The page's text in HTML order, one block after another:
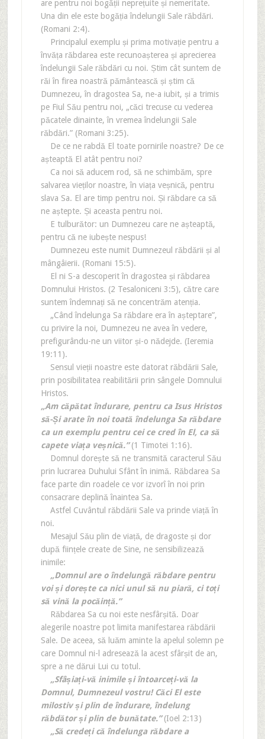
are pentru noi bogății neprețuite și nemeritate.
Una din ele este bogăția îndelungii Sale răbdări.
(Romani 2:4).
Principalul exemplu și prima motivație pentru a
învăța răbdarea este recunoașterea și aprecierea
îndelungii Sale răbdări cu noi. Știm cât suntem de
răi în firea noastră pământească și știm că
Dumnezeu, în dragostea Sa, ne-a iubit, și a trimis
pe Fiul Său pentru noi, „căci trecuse cu vederea
păcatele dinainte, în vremea îndelungii Sale
răbdări.” (Romani 3:25).
De ce ne rabdă El toate pornirile noastre? De ce
așteaptă El atât pentru noi?
Ca noi să aducem rod, să ne schimbăm, spre
salvarea vieților noastre, în viața veșnică, pentru
slava Sa. El are timp pentru noi. Și răbdare ca să
ne aștepte. Și aceasta pentru noi.
E tulburător: un Dumnezeu care ne așteaptă,
pentru că ne iubește nespus!
Dumnezeu este numit Dumnezeul răbdării și al
mângâierii. (Romani 15:5).
El ni S-a descoperit în dragostea și răbdarea
Domnului Hristos. (2 Tesaloniceni 3:5), către care
suntem îndemnați să ne concentrăm atenția.
„Când îndelunga Sa răbdare era în așteptare”,
cu privire la noi, Dumnezeu ne avea în vedere,
prefigurându-ne un viitor și-o nădejde. (Ieremia
19:11).
Sensul vieții noastre este datorat răbdării Sale,
prin posibilitatea reabilitării prin sângele Domnului
Hristos.
„Am căpătat îndurare, pentru ca Isus Hristos
să-Și arate în noi toată îndelunga Sa răbdare
ca un exemplu pentru cei ce cred în El, ca să
capete viața veșnică.”(1 Timotei 1:16).
Domnul dorește să ne transmită caracterul Său
prin lucrarea Duhului Sfânt în inimă. Răbdarea Sa
face parte din roadele ce vor izvorî în noi prin
consacrare deplină înaintea Sa.
Astfel Cuvântul răbdării Sale va prinde viață în
noi.
Mesajul Său plin de viață, de dragoste și dor
după ființele create de Sine, ne sensibilizează
inimile:
„Domnul are o îndelungă răbdare pentru
voi și dorește ca nici unul să nu piară, ci toți
să vină la pocăință.”
Răbdarea Sa cu noi este nesfârșită. Doar
alegerile noastre pot limita manifestarea răbdării
Sale. De aceea, să luăm aminte la apelul solemn pe
care Domnul ni-l adresează la acest sfârșit de an,
spre a ne dărui Lui cu totul.
„Sfâșiați-vă inimile și întoarceți-vă la
Domnul, Dumnezeul vostru! Căci El este
milostiv și plin de îndurare, îndelung
răbdător și plin de bunătate.”(Ioel 2:13)
„Să credeți că îndelunga răbdare a